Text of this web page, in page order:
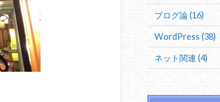
ブログ論 (16)
WordPress (38)
ネット関連 (4)